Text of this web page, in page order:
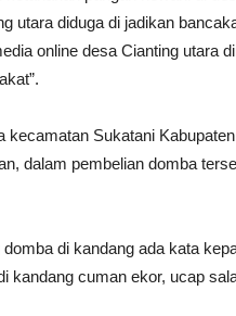
utara diduga di jadikan
online desa Cianting utara
kecamatan Sukatani
dalam pembelian domba
di kandang ada kata
kandang cuman ekor, ucap